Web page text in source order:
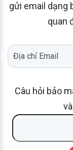
gửi email dạng
quan
Câu hỏi bảo